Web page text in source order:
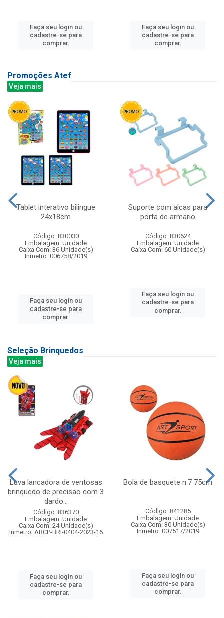
Faça seu login ou
cadastre-se para
comprar.
Faça seu login ou
cadastre-se para
comprar.
Promoções Atef
Veja mais
Tablet interativo bilingue
24x18cm
Código: 830030
Embalagem: Unidade
Caixa Com: 36 Unidade(s)
Inmetro: 006758/2019
Faça seu login ou
cadastre-se para
comprar.
Suporte com alcas para
porta de armario
Código: 830624
Embalagem: Unidade
Caixa Com: 60 Unidade(s)
Faça seu login ou
cadastre-se para
comprar.
Seleção Brinquedos
Veja mais
Luva lancadora de ventosas
brinquedo de precisao com 3
dardo...
Código: 836370
Embalagem: Unidade
Caixa Com: 24 Unidade(s)
Inmetro: ABCP-BRI-0404-2023-16
Faça seu login ou
cadastre-se para
comprar.
Bola de basquete n.7 75cm
Código: 841285
Embalagem: Unidade
Caixa Com: 30 Unidade(s)
Inmetro: 007517/2019
Faça seu login ou
cadastre-se para
comprar.